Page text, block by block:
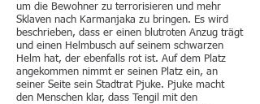
um die Bewohner zu terrorisieren und mehr
Sklaven nach Karmanjaka zu bringen. Es wird
beschrieben, dass er einen blutroten Anzug trägt
und einen Helmbusch auf seinem schwarzen
Helm hat, der ebenfalls rot ist. Auf dem Platz
angekommen nimmt er seinen Platz ein, an
seiner Seite sein Stadtrat Pjuke. Pjuke macht
den Menschen klar, dass Tengil mit den